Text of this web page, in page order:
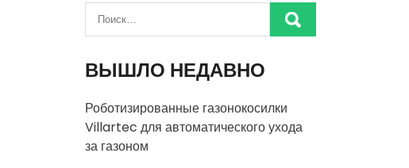
ВЫШЛО НЕДАВНО
Роботизированные газонокосилки
Villartec для автоматического ухода
за газоном